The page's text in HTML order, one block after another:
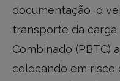
documentação, o
transporte da carga
Combinado (PBTC)
colocando em risco